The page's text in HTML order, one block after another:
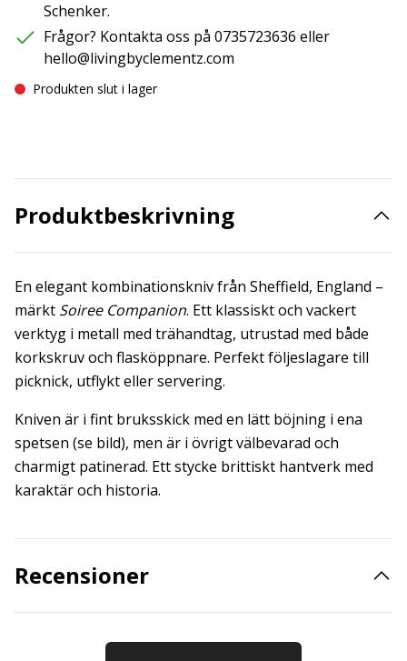
Schenker.
Frågor? Kontakta oss på 0735723636 eller
hello@livingbyclementz.com
Produkten slut i lager
Produktbeskrivning
En elegant kombinationskniv från Sheffield, England –
märkt Soiree Companion. Ett klassiskt och vackert
verktyg i metall med trähandtag, utrustad med både
korkskruv och flasköppnare. Perfekt följeslagare till
picknick, utflykt eller servering.
Kniven är i fint bruksskick med en lätt böjning i ena
spetsen (se bild), men är i övrigt välbevarad och
charmigt patinerad. Ett stycke brittiskt hantverk med
karaktär och historia.
Recensioner